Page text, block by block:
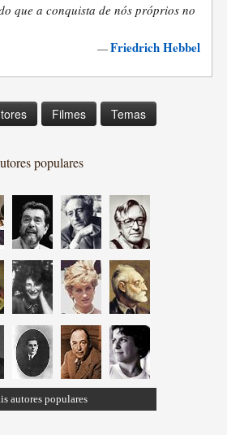
que a conquista de nós próprios no
—Friedrich Hebbel
Filmes Temas
populares
autores populares